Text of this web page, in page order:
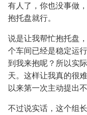
有人了，你也没事做
抱托盘就行。
说是让我帮忙抱托盘
个车间已经是稳定运
到我来抱呢？所以实
天。这样让我真的很
以来第一次主动提出
不过说实话，这个组